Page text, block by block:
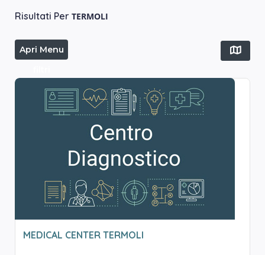
Risultati Per TERMOLI
Apri Menu
MEDICAL CENTER TERMOLI